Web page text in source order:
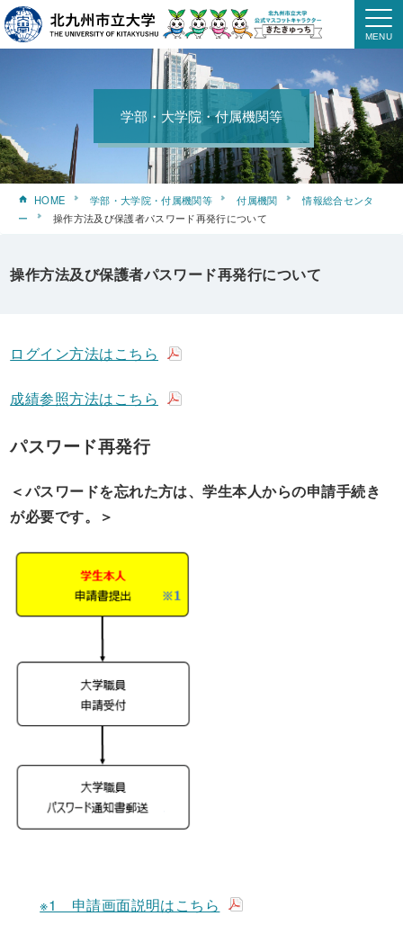
学部・大学院・付属機関等
HOME 学部・大学院・付属機関等 付属機関
情報総合センタ
ー
操作方法及び保護者パスワード再発行について
操作方法及び保護者パスワード再発行について
ログイン方法はこちら
成績参照方法はこちら
パスワード再発行
＜パスワードを忘れた方は、学生本人からの申請手続き
が必要です。＞
※1 申請画面説明はこちら